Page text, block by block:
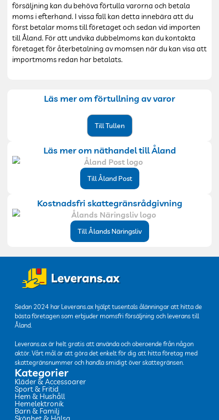
försäljning kan du behöva förtulla varorna och betala
moms i efterhand. I vissa fall kan detta innebära att du
först betalar moms till företaget och sedan vid importen
till Åland. För att undvika dubbelmoms kan du kontakta
företaget för återbetalning av momsen när du kan visa att
importmoms redan har betalats.
Läs mer om förtullning av varor
Till Tullen
Läs mer om näthandel till Åland
Till Åland Post
Kostnadsfri skattegränsrådgivning
Till Ålands Näringsliv
Sedan 2024 har Leverans.ax hjälpt tusentals ålänningar att hitta de
bästa företagen som erbjuder momsfri försäljning och leverans till
Åland.
Leverans.ax är helt gratis att använda och oberoende från någon
aktör. Vårt mål är att göra det enkelt för dig att hitta företag med
skattegränsnummer och handla smidigt över skattegränsen.
Kategorier
Kläder & Accessoarer
Sport & Fritid
Hem & Hushåll
Hemelektronik
Barn & Familj